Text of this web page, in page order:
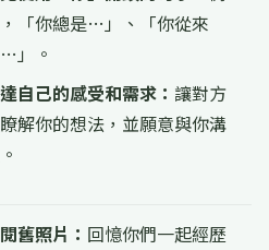
「你總是…」、「你從來
」。
自己的感受和需求： 讓對方
解你的想法，並願意與你溝
舊照片： 回憶你們一起經歷